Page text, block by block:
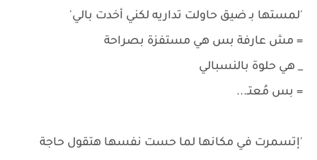
'لمستها بـ ضيق حاولت تداريه لكني أخدت بالي'
= مش عارفة بس هي مستفزة بصراحة
_ هي حلوة بالنسبالي
= بس مُعتـ...
'إتسمرت في مكانها لما حست نفسها هتقول حاجة